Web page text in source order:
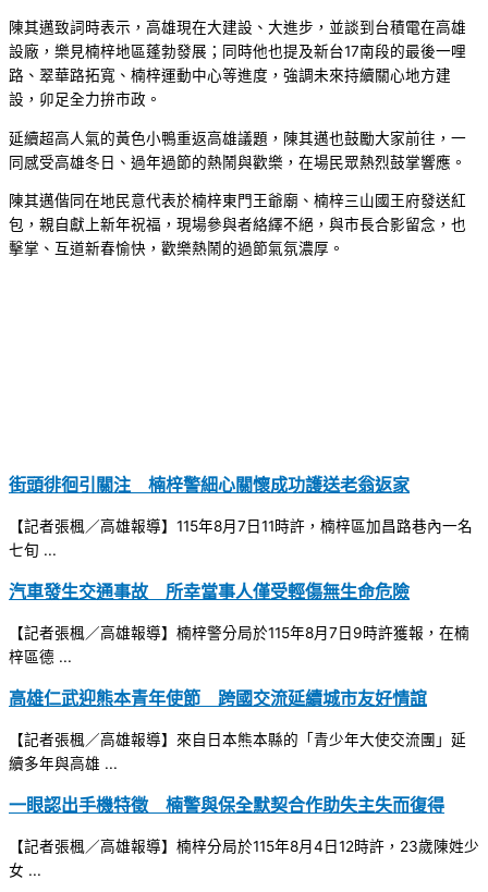
陳其邁致詞時表示，高雄現在大建設、大進步，並談到台積電在高雄
設廠，樂見楠梓地區蓬勃發展；同時他也提及新台17南段的最後一哩
路、翠華路拓寬、楠梓運動中心等進度，強調未來持續關心地方建
設，卯足全力拚市政。
延續超高人氣的黃色小鴨重返高雄議題，陳其邁也鼓勵大家前往，一
同感受高雄冬日、過年過節的熱鬧與歡樂，在場民眾熱烈鼓掌響應。
陳其邁偕同在地民意代表於楠梓東門王爺廟、楠梓三山國王府發送紅
包，親自獻上新年祝福，現場參與者絡繹不絕，與市長合影留念，也
擊掌、互道新春愉快，歡樂熱鬧的過節氣氛濃厚。
街頭徘徊引關注 楠梓警細心關懷成功護送老翁返家
【記者張楓／高雄報導】115年8月7日11時許，楠梓區加昌路巷內一名
七旬 ...
汽車發生交通事故 所幸當事人僅受輕傷無生命危險
【記者張楓／高雄報導】楠梓警分局於115年8月7日9時許獲報，在楠
梓區德 ...
高雄仁武迎熊本青年使節 跨國交流延續城市友好情誼
【記者張楓／高雄報導】來自日本熊本縣的「青少年大使交流團」延
續多年與高雄 ...
一眼認出手機特徵 楠警與保全默契合作助失主失而復得
【記者張楓／高雄報導】楠梓分局於115年8月4日12時許，23歲陳姓少
女 ...